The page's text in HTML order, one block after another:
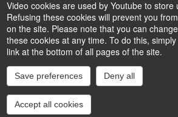
InstagramLinkedInYoutube
Accessibilité : partiellement
Cookies
Video cookies are used by Youtube to store
Refusing these cookies will prevent you
on the site. Please note that you can
these cookies at any time. To do this,
link at the bottom of all pages of the site.
Save preferences Deny all
Accept all cookies